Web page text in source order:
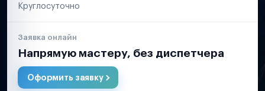
Круглосуточно
Заявка онлайн
Напрямую мастеру, без диспетчера
Оформить заявку